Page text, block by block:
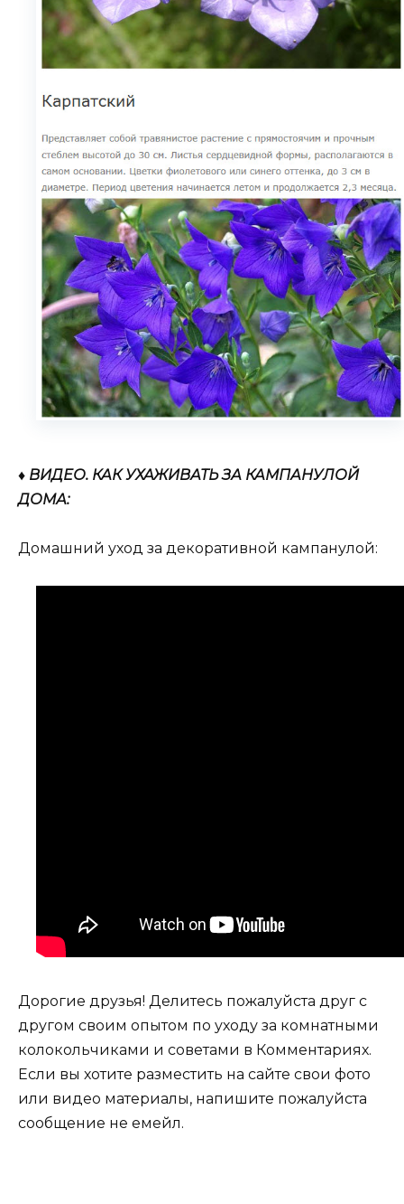
♦ ВИДЕО. КАК УХАЖИВАТЬ ЗА КАМПАНУЛОЙ
ДОМА:
Домашний уход за декоративной кампанулой:
Дорогие друзья! Делитесь пожалуйста друг с
другом своим опытом по уходу за комнатными
колокольчиками и советами в Комментариях.
Если вы хотите разместить на сайте свои фото
или видео материалы, напишите пожалуйста
сообщение не емейл.